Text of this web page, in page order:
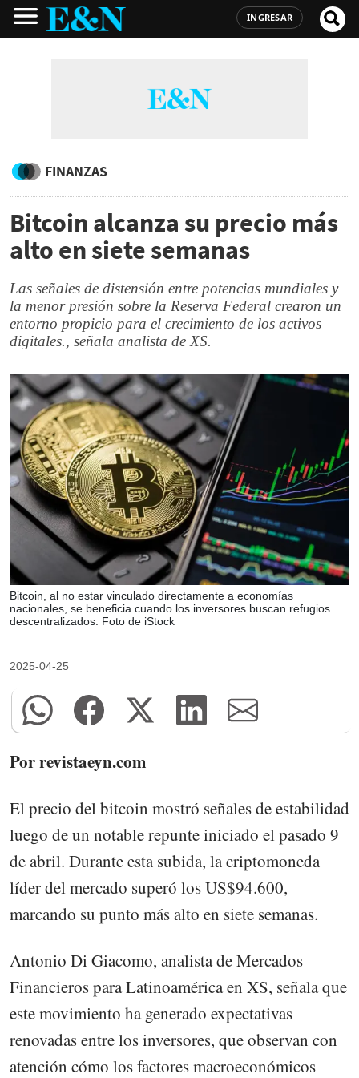
INGRESAR
FINANZAS
Bitcoin alcanza su precio más
alto en siete semanas
Las señales de distensión entre potencias mundiales y
la menor presión sobre la Reserva Federal crearon un
entorno propicio para el crecimiento de los activos
digitales., señala analista de XS.
Bitcoin, al no estar vinculado directamente a economías
nacionales, se beneficia cuando los inversores buscan refugios
descentralizados. Foto de iStock
2025-04-25
Por revistaeyn.com
El precio del bitcoin mostró señales de estabilidad
luego de un notable repunte iniciado el pasado 9
de abril. Durante esta subida, la criptomoneda
líder del mercado superó los US$94.600,
marcando su punto más alto en siete semanas.
Antonio Di Giacomo, analista de Mercados
Financieros para Latinoamérica en XS, señala que
este movimiento ha generado expectativas
renovadas entre los inversores, que observan con
atención cómo los factores macroeconómicos